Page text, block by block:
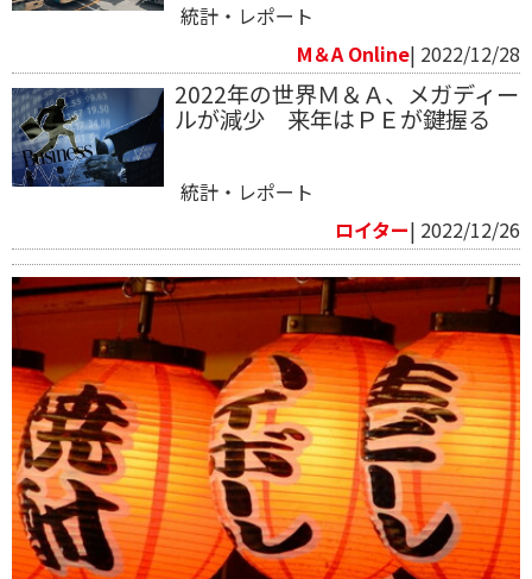
統計・レポート
M＆A Online| 2022/12/28
2022年の世界Ｍ＆Ａ、メガディー
ルが減少 来年はＰＥが鍵握る
統計・レポート
ロイター| 2022/12/26